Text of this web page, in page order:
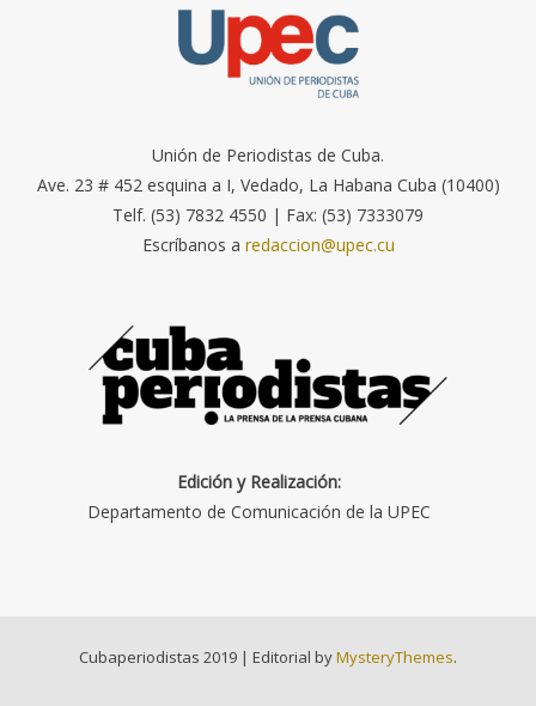
Unión de Periodistas de Cuba.
Ave. 23 # 452 esquina a I, Vedado, La Habana Cuba (10400)
Telf. (53) 7832 4550 | Fax: (53) 7333079
Escríbanos a redaccion@upec.cu
Edición y Realización:
Departamento de Comunicación de la UPEC
Cubaperiodistas 2019 | Editorial byMysteryThemes.